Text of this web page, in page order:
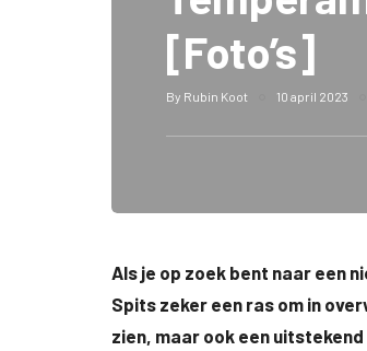
[Foto’s]
By Rubin Koot 10 april 2023
Als je op zoek bent naar een
Spits zeker een ras om in
zien, maar ook een